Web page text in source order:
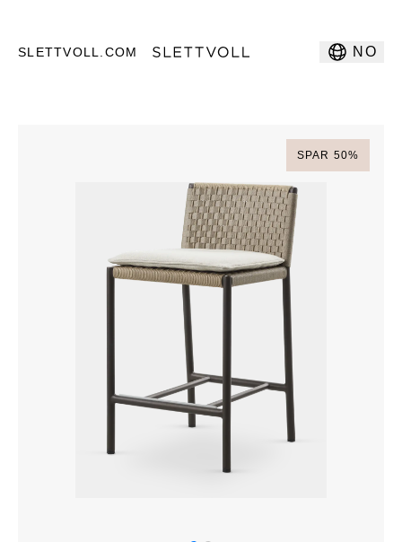
SLETTVOLL.COM NO
SPAR 50%